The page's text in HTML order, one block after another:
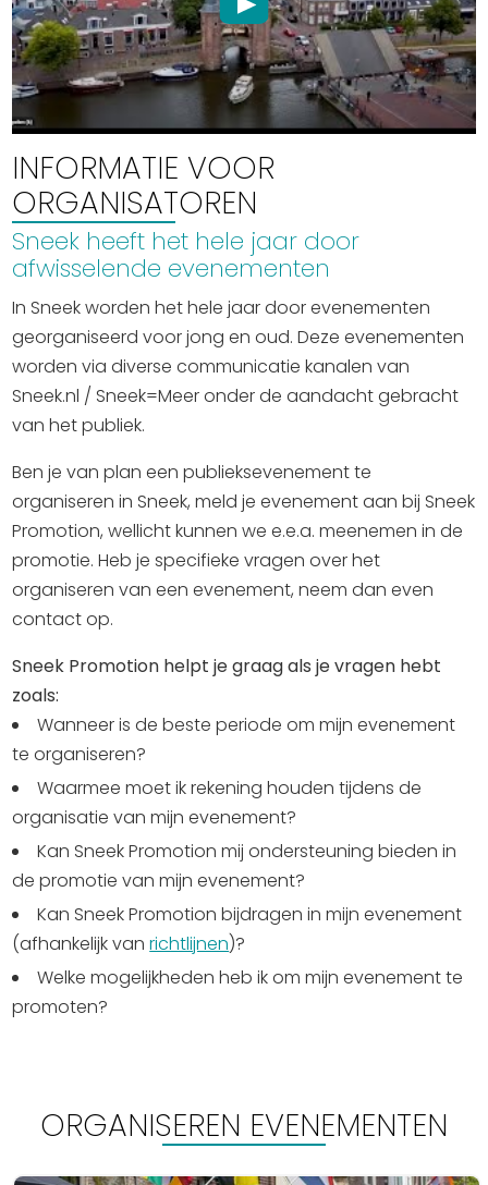
En meer
Jouw Sneek
De Friese meren
Other languages
UITagenda
Routes
Veel bezochte pagina's:
Vakantie vieren in Sneek
Uitgaan in Sneek
Overnachten in Sneek
Citygame Escapegame Sneek
Webcams
Interactieve plattegrond van Sneek
Bootverhuur
INFORMATIE VOOR
ORGANISATOREN
Sneek heeft het hele jaar door
afwisselende evenementen
In Sneek worden het hele jaar door evenementen
georganiseerd voor jong en oud. Deze evenementen
worden via diverse communicatie kanalen van
Sneek.nl / Sneek=Meer onder de aandacht gebracht
van het publiek.
Ben je van plan een publieksevenement te
organiseren in Sneek, meld je evenement aan bij Sneek
Promotion, wellicht kunnen we e.e.a. meenemen in de
promotie. Heb je specifieke vragen over het
organiseren van een evenement, neem dan even
contact op.
Sneek Promotion helpt je graag als je vragen hebt
zoals:
Wanneer is de beste periode om mijn evenement
te organiseren?
Waarmee moet ik rekening houden tijdens de
organisatie van mijn evenement?
Kan Sneek Promotion mij ondersteuning bieden in
de promotie van mijn evenement?
Kan Sneek Promotion bijdragen in mijn evenement
(afhankelijk vanrichtlijnen)?
Welke mogelijkheden heb ik om mijn evenement te
promoten?
ORGANISEREN EVENEMENTEN